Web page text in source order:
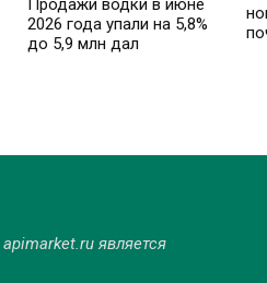
Продажи водки в июне
2026 года упали на 5,8%
до 5,9 млн дал
apimarket.ruявляется